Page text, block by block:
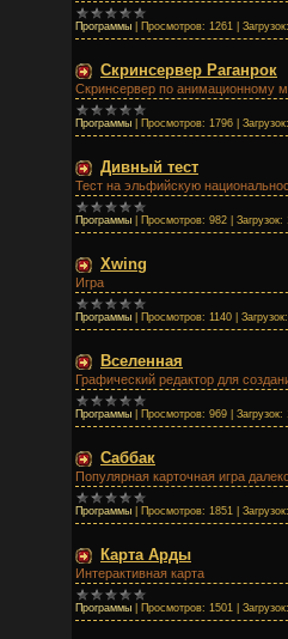
Программы Просмотров: 1261 Загрузок:
Скринсервер Раганрок
Скринсервер по анимационному
Программы Просмотров: 1796 Загрузок:
Дивный тест
Тест на эльфийскую
Программы Просмотров: 982 Загрузок:
Хwing
Игра
Программы Просмотров: 1140 Загрузок:
Вселенная
Графический редактор для
Программы Просмотров: 969 Загрузок:
Саббак
Популярная карточная игра
Программы Просмотров: 1851 Загрузок:
Карта Арды
Интерактивная карта
Программы Просмотров: 1501 Загрузок: